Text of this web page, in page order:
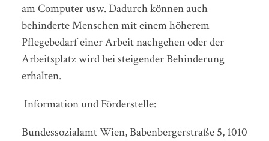
am Computer usw. Dadurch können auch
behinderte Menschen mit einem höherem
Pflegebedarf einer Arbeit nachgehen oder der
Arbeitsplatz wird bei steigender Behinderung
erhalten.
Information und Förderstelle:
Bundessozialamt Wien, Babenbergerstraße 5, 1010